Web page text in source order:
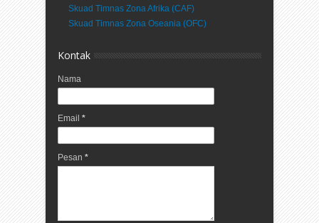
Skuad Timnas Zona Afrika (CAF)
Skuad Timnas Zona Oseania (OFC)
Kontak
Nama
Email *
Pesan *